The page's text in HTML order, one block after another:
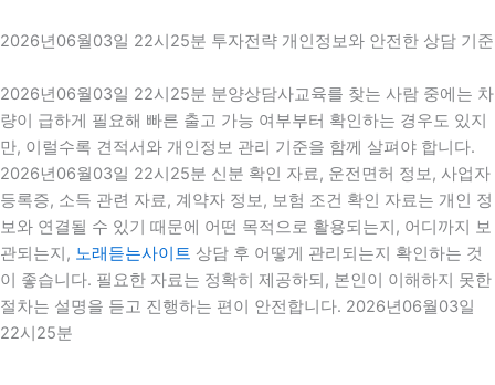
2026년06월03일 22시25분 투자전략 개인정보와 안전한 상담 기준
2026년06월03일 22시25분 분양상담사교육를 찾는 사람 중에는 차
량이 급하게 필요해 빠른 출고 가능 여부부터 확인하는 경우도 있지
만, 이럴수록 견적서와 개인정보 관리 기준을 함께 살펴야 합니다.
2026년06월03일 22시25분 신분 확인 자료, 운전면허 정보, 사업자
등록증, 소득 관련 자료, 계약자 정보, 보험 조건 확인 자료는 개인 정
보와 연결될 수 있기 때문에 어떤 목적으로 활용되는지, 어디까지 보
관되는지, 노래듣는사이트 상담 후 어떻게 관리되는지 확인하는 것
이 좋습니다. 필요한 자료는 정확히 제공하되, 본인이 이해하지 못한
절차는 설명을 듣고 진행하는 편이 안전합니다. 2026년06월03일
22시25분